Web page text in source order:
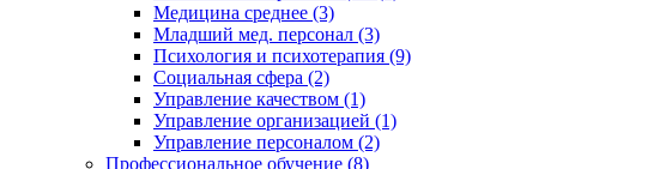
Медицина среднее (3)
Младший мед. персонал (3)
Психология и психотерапия (9)
Социальная сфера (2)
Управление качеством (1)
Управление организацией (1)
Управление персоналом (2)
Профессиональное обучение (8)